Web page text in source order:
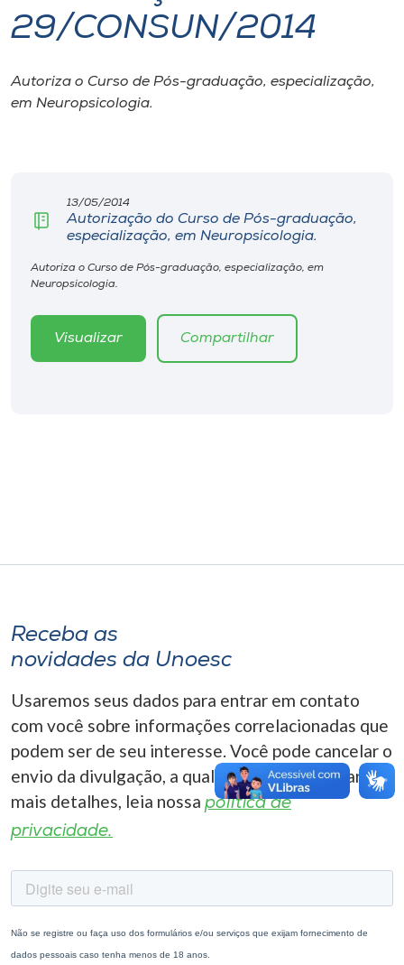
I.nova
Diplomados
Rádio
A+
29/CONSUN/2014
Autoriza o Curso de Pós-graduação, especialização,
em Neuropsicologia.
13/05/2014
Autorização do Curso de Pós-graduação,
especialização, em Neuropsicologia.
Autoriza o Curso de Pós-graduação, especialização, em
Neuropsicologia.
Visualizar Compartilhar
Receba as
novidades da Unoesc
Usaremos seus dados para entrar em contato
com você sobre informações correlacionadas que
podem ser de seu interesse. Você pode cancelar o
envio da divulgação, a qualquer momento. Para
mais detalhes, leia nossa política de
privacidade.